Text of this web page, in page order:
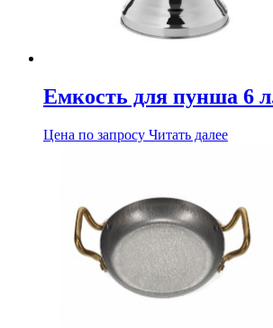
Емкость для пунша 6
Цена по запросу Читать далее